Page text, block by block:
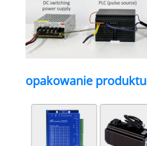
opakowanie produktu